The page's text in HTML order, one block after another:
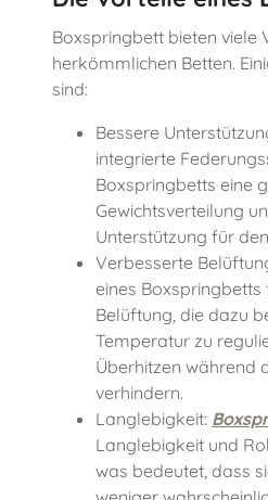
Boxspringbett bieten viele
herkömmlichen Betten.
sind:
Bessere
integrierte
Boxspringbetts eine
Gewichtsverteilung
Unterstützung für
Verbesserte
eines
Belüftung, die dazu
Temperatur zu
Überhitzen während
verhindern.
Langlebigkeit:
Langlebigkeit und
was bedeutet, dass